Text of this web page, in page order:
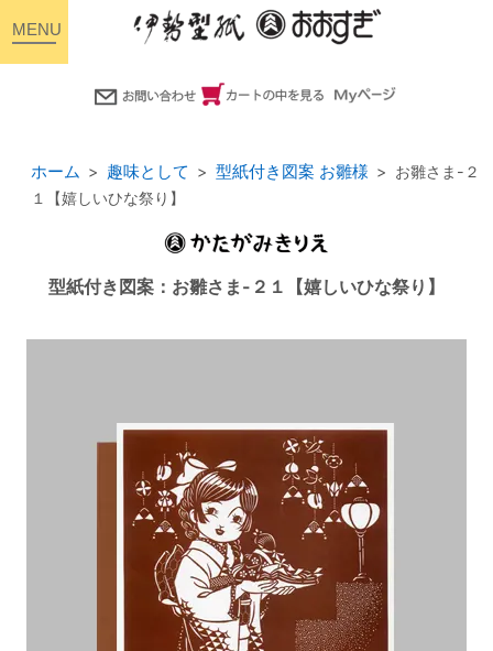
ホーム 趣味として 型紙付き図案 お雛様
お雛さま-２
１【嬉しいひな祭り】
型紙付き図案：お雛さま-２１【嬉しいひな祭り】
toggle
navigation